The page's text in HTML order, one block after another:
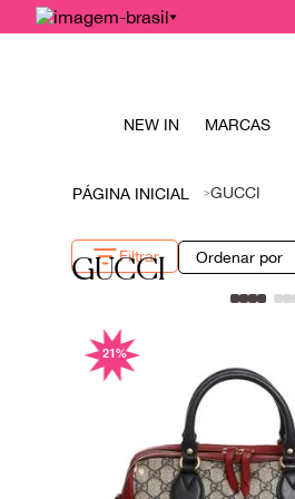
NEW IN MARCAS
GUCCI
GUCCI
Filtrar Ordenar por
21%